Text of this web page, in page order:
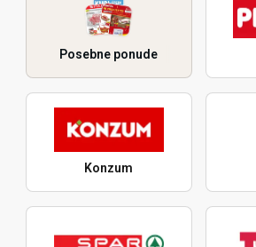
Posebne ponude
Konzum